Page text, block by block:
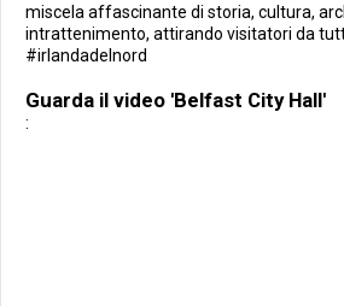
miscela affascinante di storia, cultura,
intrattenimento, attirando visitatori da
#irlandadelnord
Guarda il video 'Belfast City Hall'
: